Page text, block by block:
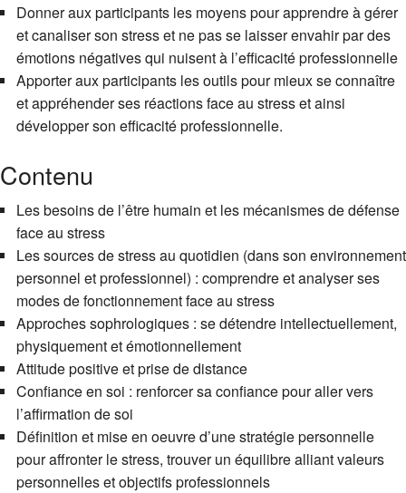
Donner aux participants les moyens pour apprendre à gérer
et canaliser son stress et ne pas se laisser envahir par des
émotions négatives qui nuisent à l’efficacité professionnelle
Apporter aux participants les outils pour mieux se connaître
et appréhender ses réactions face au stress et ainsi
développer son efficacité professionnelle.
Contenu
Les besoins de l’être humain et les mécanismes de défense
face au stress
Les sources de stress au quotidien (dans son environnement
personnel et professionnel) : comprendre et analyser ses
modes de fonctionnement face au stress
Approches sophrologiques : se détendre intellectuellement,
physiquement et émotionnellement
Attitude positive et prise de distance
Confiance en soi : renforcer sa confiance pour aller vers
l’affirmation de soi
Définition et mise en oeuvre d’une stratégie personnelle
pour affronter le stress, trouver un équilibre alliant valeurs
personnelles et objectifs professionnels